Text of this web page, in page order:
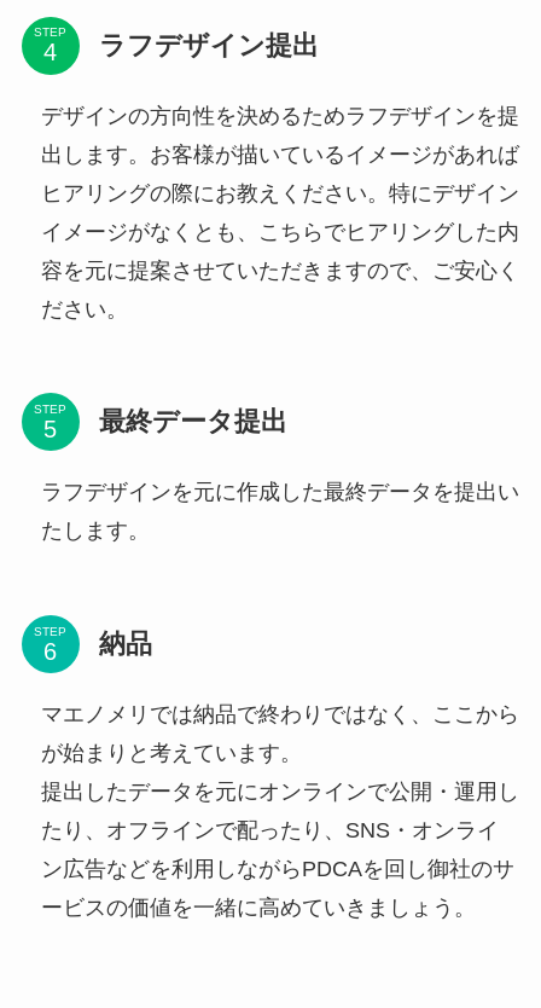
STEP ラフデザイン提出
デザインの方向性を決めるためラフデザインを提
出します。お客様が描いているイメージがあれば
ヒアリングの際にお教えください。特にデザイン
イメージがなくとも、こちらでヒアリングした内
容を元に提案させていただきますので、ご安心く
ださい。
STEP 最終データ提出
ラフデザインを元に作成した最終データを提出い
たします。
STEP 納品
マエノメリでは納品で終わりではなく、ここから
が始まりと考えています。
提出したデータを元にオンラインで公開・運用し
たり、オフラインで配ったり、SNS・オンライ
ン広告などを利用しながらPDCAを回し御社のサ
ービスの価値を一緒に高めていきましょう。